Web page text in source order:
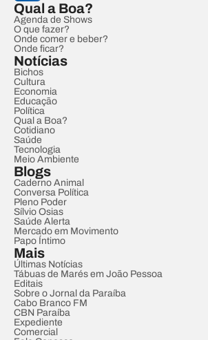
Qual a Boa?
Agenda de Shows
O que fazer?
Onde comer e beber?
Onde ficar?
Notícias
Bichos
Cultura
Economia
Educação
Política
Qual a Boa?
Cotidiano
Saúde
Tecnologia
Meio Ambiente
Blogs
Caderno Animal
Conversa Política
Pleno Poder
Sílvio Osias
Saúde Alerta
Mercado em Movimento
Papo Íntimo
Mais
Últimas Notícias
Tábuas de Marés em João Pessoa
Editais
Sobre o Jornal da Paraíba
Cabo Branco FM
CBN Paraíba
Expediente
Comercial